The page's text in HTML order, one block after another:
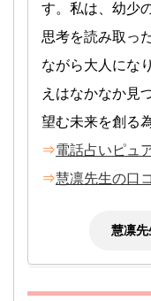
す。私は、幼少
思考を読み取っ
ながら大人にな
えはなかなか見
望む未来を創る
⇒電話占いピュ
⇒慧凛先生の口
慧凛